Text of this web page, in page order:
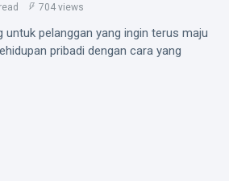
704 views
untuk pelanggan yang ingin terus maju
pribadi dengan cara yang